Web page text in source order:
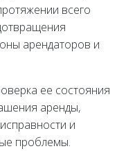
всего
арендаторов и
ее состояния
аренды,
и
проблемы.